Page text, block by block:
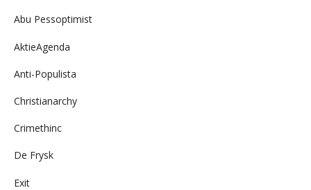
Abu Pessoptimist
AktieAgenda
Anti-Populista
Christianarchy
Crimethinc
De Frysk
Exit